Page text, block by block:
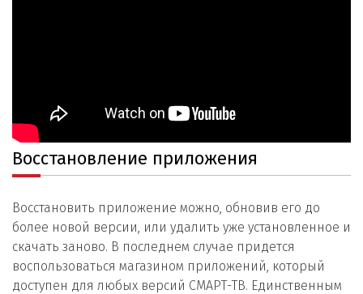
Восстановление приложения
Восстановить приложение можно, обновив его до
более новой версии, или удалить уже установленное и
скачать заново. В последнем случае придется
воспользоваться магазином приложений, который
доступен для любых версий СМАРТ-ТВ. Единственным